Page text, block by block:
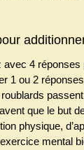
avec 4
1 ou 2
que le but
physique,
mental